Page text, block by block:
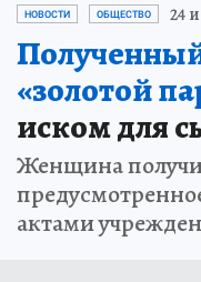
НОВОСТИ ОБЩЕСТВО 24
«золотой
иском для
Женщина
актами